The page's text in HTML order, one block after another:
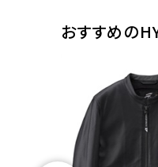
おすすめの